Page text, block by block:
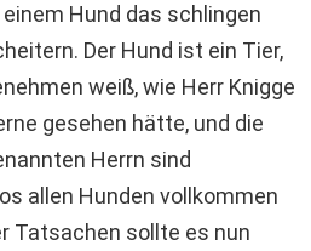
Hund das schlingen
Der Hund ist ein Tier,
weiß, wie Herr Knigge
gesehen hätte, und die
Herrn sind
allen Hunden vollkommen
Tatsachen sollte es nun